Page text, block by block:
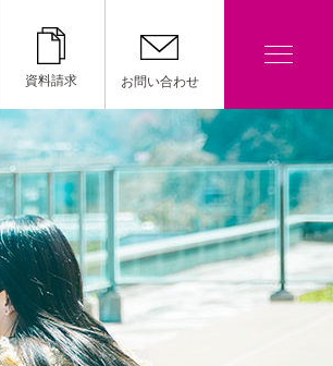
資料請求 お問い合わせ